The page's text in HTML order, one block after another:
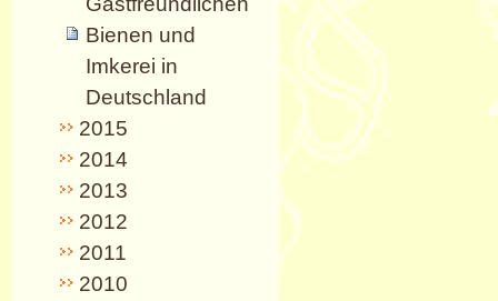
Bienen und
Imkerei in
Deutschland
2015
2014
2013
2012
2011
2010